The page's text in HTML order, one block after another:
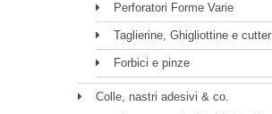
Perforatori Forme Varie
Taglierine, Ghigliottine e cutter
Forbici e pinze
Colle, nastri adesivi & co.